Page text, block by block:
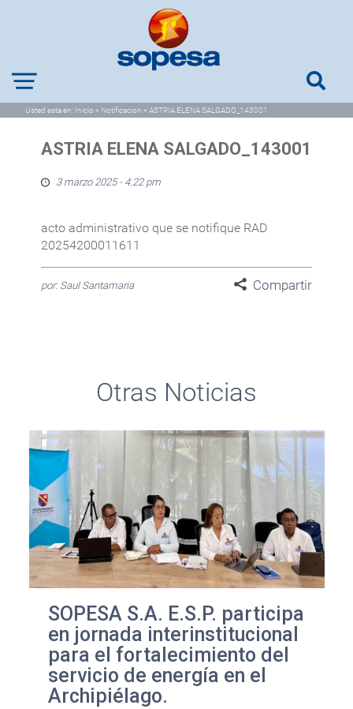
Usted esta en: Inicio > Notificacion > ASTRIA ELENA SALGADO_143001
ASTRIA ELENA SALGADO_143001
3 marzo 2025 - 4:22 pm
acto administrativo que se notifique RAD
20254200011611
por: Saul Santamaria Compartir
Otras Noticias
SOPESA S.A. E.S.P. participa
en jornada interinstitucional
para el fortalecimiento del
servicio de energía en el
Archipiélago.